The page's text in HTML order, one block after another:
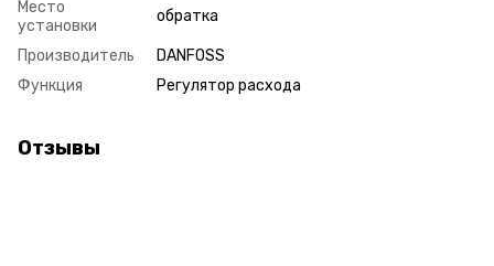
Место
установки
обратка
Производитель
DANFOSS
Функция
Регулятор расхода
Отзывы